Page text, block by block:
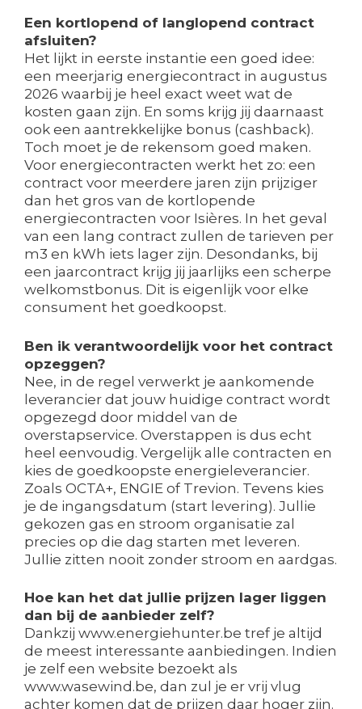
Een kortlopend of langlopend contract
afsluiten?
Het lijkt in eerste instantie een goed idee:
een meerjarig energiecontract in augustus
2026 waarbij je heel exact weet wat de
kosten gaan zijn. En soms krijg jij daarnaast
ook een aantrekkelijke bonus (cashback).
Toch moet je de rekensom goed maken.
Voor energiecontracten werkt het zo: een
contract voor meerdere jaren zijn prijziger
dan het gros van de kortlopende
energiecontracten voor Isières. In het geval
van een lang contract zullen de tarieven per
m3 en kWh iets lager zijn. Desondanks, bij
een jaarcontract krijg jij jaarlijks een scherpe
welkomstbonus. Dit is eigenlijk voor elke
consument het goedkoopst.
Ben ik verantwoordelijk voor het contract
opzeggen?
Nee, in de regel verwerkt je aankomende
leverancier dat jouw huidige contract wordt
opgezegd door middel van de
overstapservice. Overstappen is dus echt
heel eenvoudig. Vergelijk alle contracten en
kies de goedkoopste energieleverancier.
Zoals OCTA+, ENGIE of Trevion. Tevens kies
je de ingangsdatum (start levering). Jullie
gekozen gas en stroom organisatie zal
precies op die dag starten met leveren.
Jullie zitten nooit zonder stroom en aardgas.
Hoe kan het dat jullie prijzen lager liggen
dan bij de aanbieder zelf?
Dankzij www.energiehunter.be tref je altijd
de meest interessante aanbiedingen. Indien
je zelf een website bezoekt als
www.wasewind.be, dan zul je er vrij vlug
achter komen dat de prijzen daar hoger zijn.